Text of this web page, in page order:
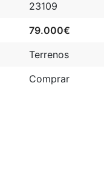
23109
79.000€
Terrenos
Comprar